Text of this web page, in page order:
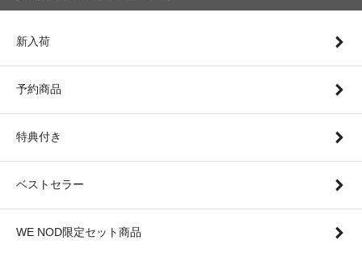
新入荷
予約商品
特典付き
ベストセラー
WE NOD限定セット商品